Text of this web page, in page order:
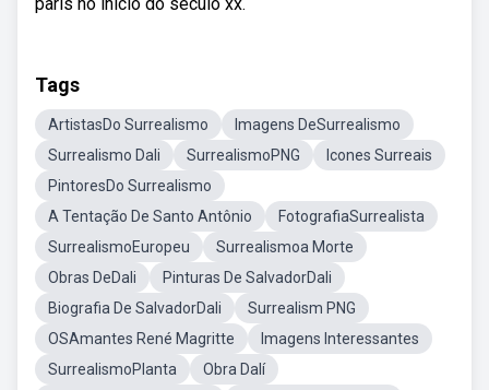
Tags
ArtistasDo Surrealismo
Imagens DeSurrealismo
Surrealismo Dali
SurrealismoPNG
Icones Surreais
PintoresDo Surrealismo
A Tentação De Santo Antônio
FotografiaSurrealista
SurrealismoEuropeu
Surrealismoa Morte
Obras DeDali
Pinturas De SalvadorDali
Biografia De SalvadorDali
Surrealism PNG
OSAmantes René Magritte
Imagens Interessantes
SurrealismoPlanta
Obra Dalí